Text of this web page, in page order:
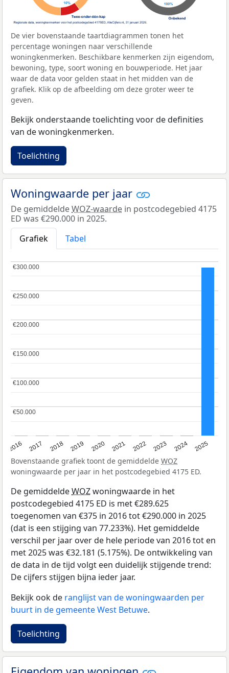
De vier bovenstaande taartdiagrammen tonen het
percentage woningen naar verschillende
woningkenmerken. Beschikbare kenmerken zijn eigendom,
bewoning, type, soort woning en bouwperiode. Het jaar
waar de data voor gelden staat in het midden van de
grafiek. Klik op de afbeelding om deze groter weer te
geven.
Bekijk onderstaande toelichting voor de definities
van de woningkenmerken.
Toelichting
Woningwaarde per jaar
De gemiddeldeWOZ-waarde in postcodegebied 4175
ED was €290.000 in 2025.
Grafiek
Tabel
2016 2017 2018 2019 2020 2021 2022 2023 2024 2025
€50.000
€50.000
€100.000
€100.000
€150.000
€150.000
€200.000
€200.000
€250.000
€250.000
€300.000
€300.000
Bovenstaande grafiek toont de gemiddelde WOZ
woningwaarde per jaar in het postcodegebied 4175 ED.
De gemiddeldeWOZwoningwaarde in het
postcodegebied 4175 ED is met €289.625
toegenomen van €375 in 2016 tot €290.000 in 2025
(dat is een stijging van 77.233%). Het gemiddelde
verschil per jaar over de hele periode van 2016 tot en
met 2025 was €32.181 (5.175%). De ontwikkeling van
de data in de tijd volgt een duidelijk stijgende trend:
De cijfers stijgen bijna ieder jaar.
Bekijk ook de ranglijst van de woningwaarden per
buurt in de gemeente West Betuwe.
Toelichting